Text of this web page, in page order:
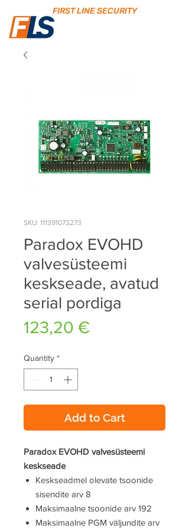
FIRST LINE SECURITY
SKU: 111391073273
Paradox EVOHD
valvesüsteemi
keskseade, avatud
serial pordiga
123,20 €Price
Quantity *
Add to Cart
Paradox EVOHD valvesüsteemi
keskseade
Keskseadmel olevate tsoonide
sisendite arv 8
Maksimaalne tsoonide arv 192
Maksimaalne PGM väljundite arv